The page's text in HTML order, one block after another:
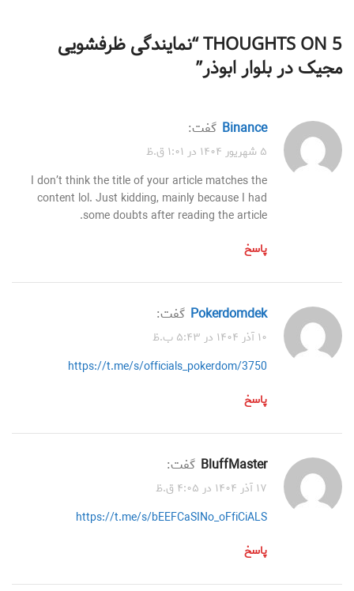
5 THOUGHTS ON “
نمایندگی ظرفشویی
مجیک در بلوار ابوذر”
binance گفت:
۵ شهریور ۱۴۰۴ در ۱:۰۱ ق.ظ
I don’t think the title of your article matches the
content lol. Just kidding, mainly because I had
some doubts after reading the article.
پاسخ
Pokerdomdek گفت:
۱۰ آذر ۱۴۰۴ در ۵:۴۳ ب.ظ
https://t.me/s/officials_pokerdom/3750
پاسخ
BluffMaster گفت:
۱۷ آذر ۱۴۰۴ در ۴:۰۵ ق.ظ
https://t.me/s/bEEFCaSINo_oFfiCiALS
پاسخ